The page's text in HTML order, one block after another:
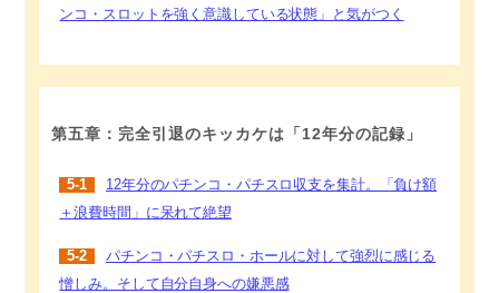
ンコ・スロットを強く意識している状態」と気がつく
第五章：完全引退のキッカケは「12年分の記録」
5-1
12年分のパチンコ・パチスロ収支を集計。「負け額
＋浪費時間」に呆れて絶望
5-2
パチンコ・パチスロ・ホールに対して強烈に感じる
憎しみ。そして自分自身への嫌悪感